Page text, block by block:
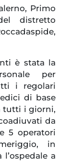
Primo
distretto
è stata la
per
i regolari
di base
tutti i giorni,
da
5 operatori
in
a